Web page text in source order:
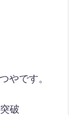
やです。
破